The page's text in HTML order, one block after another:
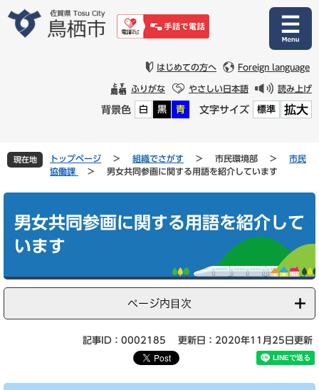
文
はじめての方へ Foreign language
ふりがな やさしい日本語 読み上げ
背景色 白 黒 青 文字サイズ 標準 拡大
現在地 トップページ > 組織でさがす > 市民環境部 >
市民
協働課
> 男女共同参画に関する用語を紹介しています
男女共同参画に関する用語を紹介して
います
ページ内目次
記事ID：0002185 更新日：2020年11月25日更新